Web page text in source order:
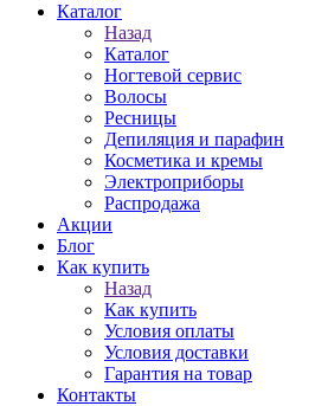
Каталог
Назад
Каталог
Ногтевой сервис
Волосы
Ресницы
Депиляция и парафин
Косметика и кремы
Электроприборы
Распродажа
Акции
Блог
Как купить
Назад
Как купить
Условия оплаты
Условия доставки
Гарантия на товар
Контакты